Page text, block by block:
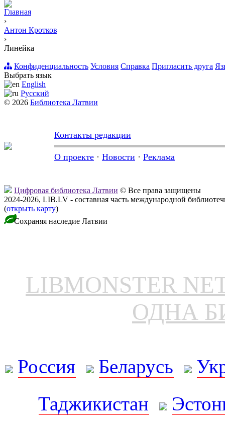
Главная
›
Антон Кротков
›
Линейка
Конфиденциальность Условия Справка Пригласить друга
Выбрать язык
English
Русский
© 2026 Библиотека Латвии
Контакты редакции
О проекте · Новости · Реклама
Цифровая библиотека Латвии © Все права защищены
2024-2026, LIB.LV - составная часть международной
(открыть карту)
Сохраняя наследие Латвии
LIBMONSTER
ОДНА
Россия Беларусь
Таджикистан